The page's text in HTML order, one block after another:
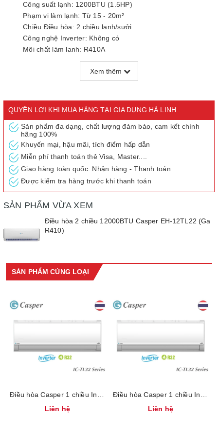
Công suất lạnh: 1200BTU (1.5HP)
Phạm vi làm lạnh: Từ 15 - 20m²
Chiều Điều hòa: 2 chiều lạnh/sưởi
Công nghệ Inverter: Không có
Môi chất làm lạnh: R410A
Ống đồng: Ø6 - Ø10
Điện áp vào 1 pha: 220V
Kích thước khối trong nhà: 750x285x200mm (8.5kg)
Xuất xứ: Chính hãng Thái Lan
Điều hòa 2 chiều thiết kế tối giản, thanh lịch
Máy lạnh 2 chiều Casper 1.5 HP EH-12TL22 có đường nét thiết
kế gọn gàng, đơn giản nhưng không kém phần thanh lịch, gam
màu trắng tinh tế phù hợp với đa dạng không gian khác nhau.
Đây là chiếc điều hòa 2 chiều có vừa có thể sưởi ấm vừa có thể
vực có hiện tượng phân hóa mùa rõ rệt như các tỉnh miền Trung
và miền Bắc nước ta.
Xem thêm
QUYỀN LỢI KHI MUA HÀNG TẠI GIA DỤNG HÀ LINH
Sản phẩm đa dạng, chất lượng đảm bảo, cam kết chính
hãng 100%
Khuyến mại, hậu mãi, tích điểm hấp dẫn
Miễn phí thanh toán thẻ Visa, Master....
Giao hàng toàn quốc. Nhận hàng - Thanh toán
Được kiểm tra hàng trước khi thanh toán
SẢN PHẨM VỪA XEM
Điều hòa 2 chiều 12000BTU Casper EH-12TL22 (Ga
R410)
SẢN PHẨM CÙNG LOẠI
Liên hệ
Liên hệ